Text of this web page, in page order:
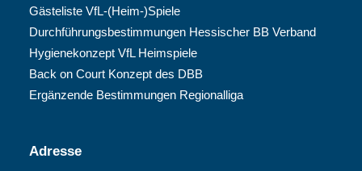
Gästeliste VfL-(Heim-)Spiele
Durchführungsbestimmungen Hessischer BB Verband
Hygienekonzept VfL Heimspiele
Back on Court Konzept des DBB
Ergänzende Bestimmungen Regionalliga
Adresse